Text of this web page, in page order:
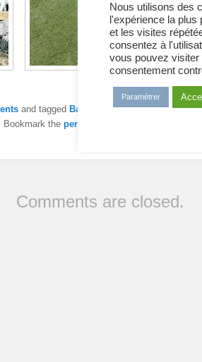
and tagged Baby Ski ,champion,
Bookmark the permalink
Comments are closed.
Nous utilisons des
l'expérience la plus
et les visites
consentez à
vous pouvez
consentement
Paramétrer